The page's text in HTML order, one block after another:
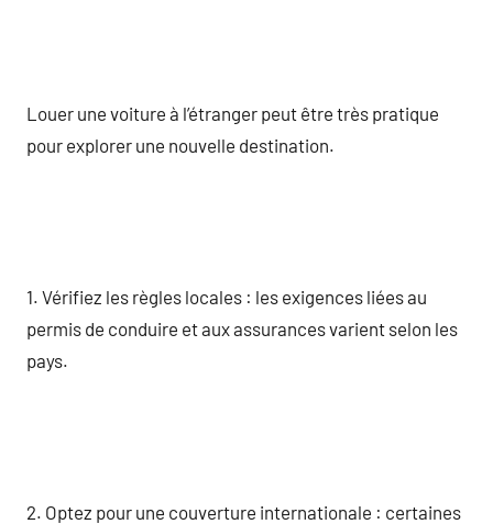
Louer une voiture à l’étranger peut être très pratique
pour explorer une nouvelle destination.
1. Vérifiez les règles locales : les exigences liées au
permis de conduire et aux assurances varient selon les
pays.
2. Optez pour une couverture internationale : certaines